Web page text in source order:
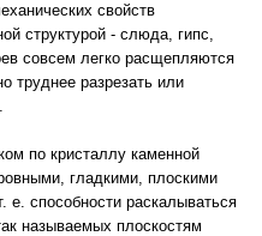
свойств
структурой - слюда, гипс,
совсем легко расщепляются
труднее разрезать или
по кристаллу каменной
гладкими, плоскими
е. способности раскалываться
называемых плоскостям